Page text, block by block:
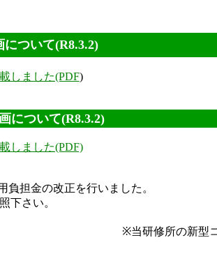
ついて(R8.3.2)
しました(PDF)
について(R8.3.2)
しました(PDF)
担金の改正を行いました。
下さい。
型コロナ感染症防